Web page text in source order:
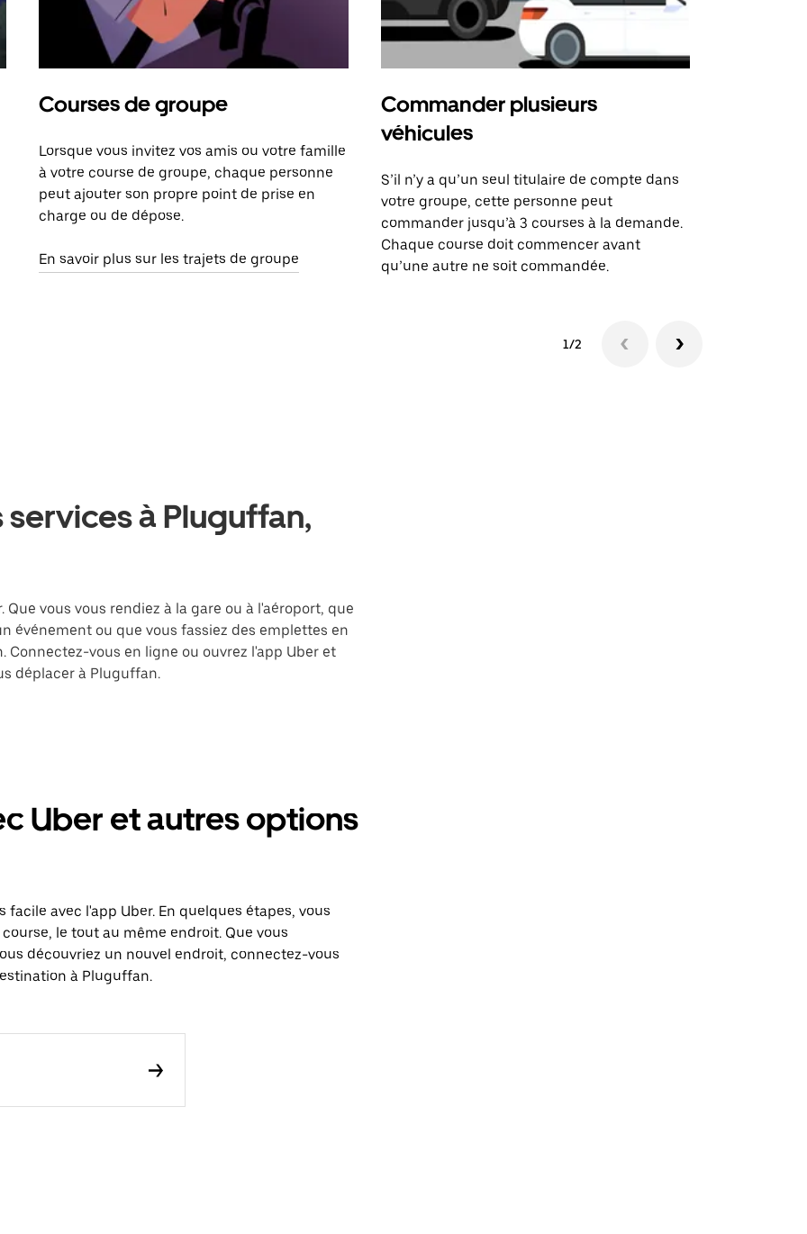
Courses de groupe
Lorsque vous invitez vos amis ou votre famille
à votre course de groupe, chaque personne
peut ajouter son propre point de prise en
charge ou de dépose.
En savoir plus sur les trajets de groupe
Commander plusieurs
véhicules
S’il n’y a qu’un seul titulaire de compte dans
votre groupe, cette personne peut
commander jusqu’à 3 courses à la demande.
Chaque course doit commencer avant
qu’une autre ne soit commandée.
1/2
à Pluguffan,
vous vous rendiez à la gare ou à l'aéroport, que
événement ou que vous fassiez des emplettes en
Connectez-vous en ligne ou ouvrez l'app Uber et
déplacer à Pluguffan.
Uber et autres options
avec l'app Uber. En quelques étapes, vous
le tout au même endroit. Que vous
découvriez un nouvel endroit, connectez-vous
à Pluguffan.